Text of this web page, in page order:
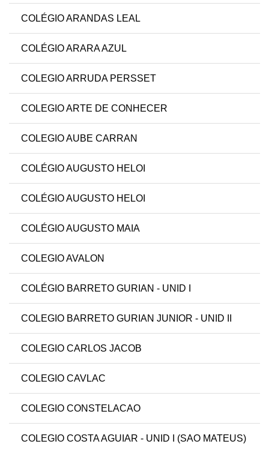
COLÉGIO ARANDAS LEAL
COLÉGIO ARARA AZUL
COLEGIO ARRUDA PERSSET
COLEGIO ARTE DE CONHECER
COLEGIO AUBE CARRAN
COLÉGIO AUGUSTO HELOI
COLÉGIO AUGUSTO HELOI
COLÉGIO AUGUSTO MAIA
COLEGIO AVALON
COLÉGIO BARRETO GURIAN - UNID I
COLEGIO BARRETO GURIAN JUNIOR - UNID II
COLEGIO CARLOS JACOB
COLEGIO CAVLAC
COLEGIO CONSTELACAO
COLEGIO COSTA AGUIAR - UNID I (SAO MATEUS)